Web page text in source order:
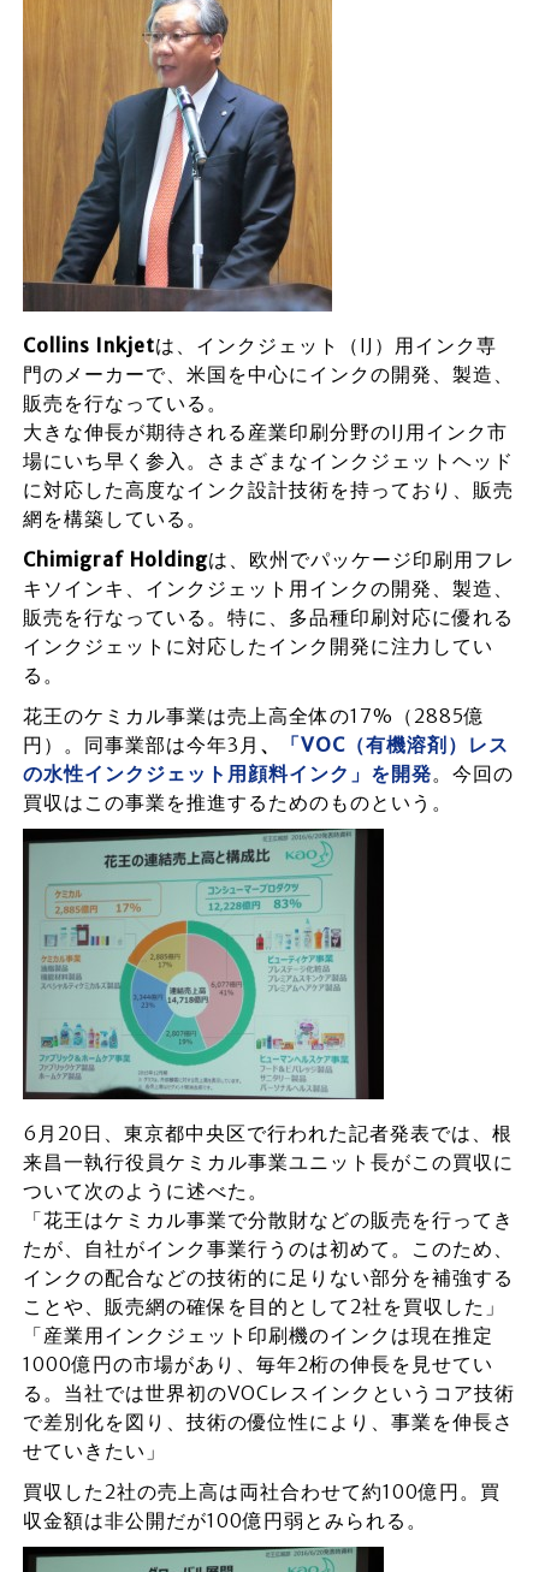
Collins Inkjetは、インクジェット（IJ）用インク専
門のメーカーで、米国を中心にインクの開発、製造、
販売を行なっている。
大きな伸長が期待される産業印刷分野のIJ用インク市
場にいち早く参入。さまざまなインクジェットヘッド
に対応した高度なインク設計技術を持っており、販売
網を構築している。
Chimigraf Holdingは、欧州でパッケージ印刷用フレ
キソインキ、インクジェット用インクの開発、製造、
販売を行なっている。特に、多品種印刷対応に優れる
インクジェットに対応したインク開発に注力してい
る。
花王のケミカル事業は売上高全体の17%（2885億
円）。同事業部は今年3月 、
「VOC（有機溶剤）レス
の水性インクジェット用顔料インク」を開発。今回の
買収はこの事業を推進するためのものという。
6月20日、東京都中央区で行われた記者発表では、根
来昌一執行役員ケミカル事業ユニット長がこの買収に
ついて次のように述べた。
「花王はケミカル事業で分散財などの販売を行ってき
たが、自社がインク事業行うのは初めて。このため、
インクの配合などの技術的に足りない部分を補強する
ことや、販売網の確保を目的として2社を買収した」
「産業用インクジェット印刷機のインクは現在推定
1000億円の市場があり、毎年2桁の伸長を見せてい
る。当社では世界初のVOCレスインクというコア技術
で差別化を図り、技術の優位性により、事業を伸長さ
せていきたい」
買収した2社の売上高は両社合わせて約100億円。買
収金額は非公開だが100億円弱とみられる。